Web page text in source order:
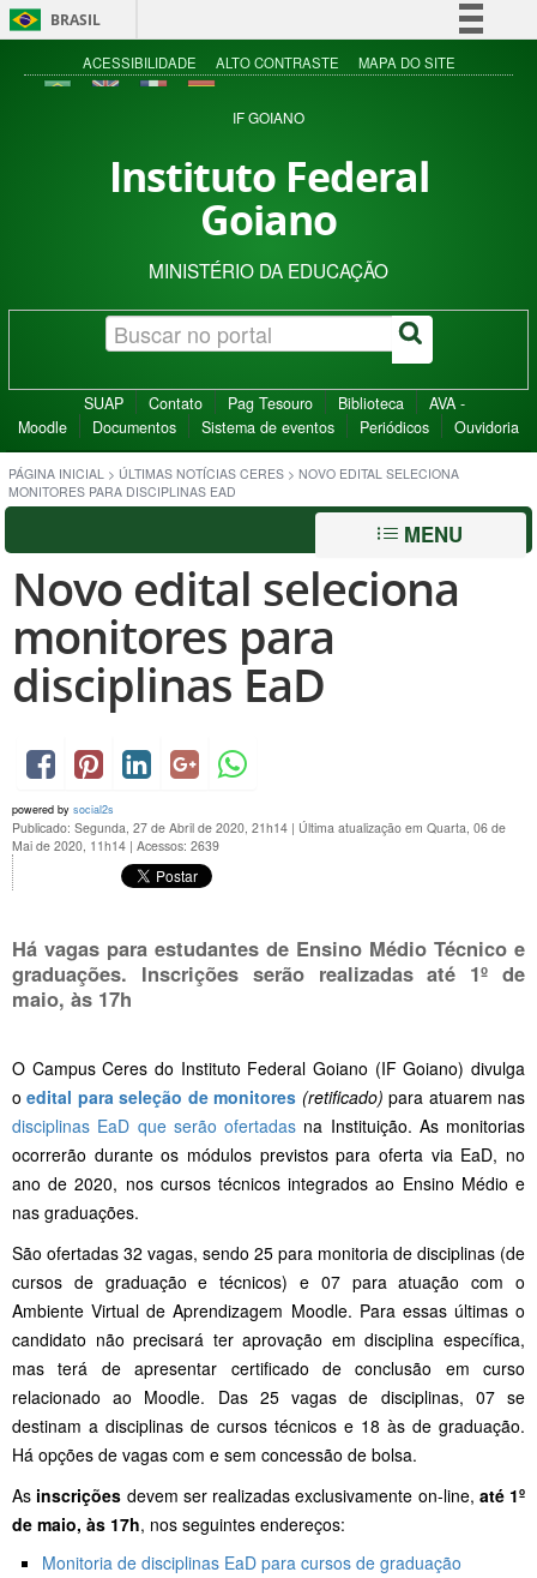
BRASIL
Simplifique!
Acesso à informação
ACESSIBILIDADE ALTO CONTRASTE MAPA DO SITE
IF GOIANO
Instituto Federal
Goiano
MINISTÉRIO DA EDUCAÇÃO
SUAP Contato Pag Tesouro Biblioteca
AVA -
Moodle
Documentos Sistema de eventos Periódicos Ouvidoria
PÁGINA INICIAL > ÚLTIMAS NOTÍCIAS CERES > NOVO EDITAL SELECIONA
MONITORES PARA DISCIPLINAS EAD
MENU
Novo edital seleciona
monitores para
disciplinas EaD
powered by social2s
Publicado: Segunda, 27 de Abril de 2020, 21h14 | Última atualização em Quarta, 06 de
Mai de 2020, 11h14 | Acessos: 2639
Há vagas para estudantes de Ensino Médio Técnico e
graduações. Inscrições serão realizadas até 1º de
maio, às 17h
O Campus Ceres do Instituto Federal Goiano (IF Goiano) divulga
oedital para seleção de monitores (retificado) para atuarem nas
disciplinas EaD que serão ofertadas na Instituição. As monitorias
ocorrerão durante os módulos previstos para oferta via EaD, no
ano de 2020, nos cursos técnicos integrados ao Ensino Médio e
nas graduações.
São ofertadas 32 vagas, sendo 25 para monitoria de disciplinas (de
cursos de graduação e técnicos) e 07 para atuação com o
Ambiente Virtual de Aprendizagem Moodle. Para essas últimas o
candidato não precisará ter aprovação em disciplina específica,
mas terá de apresentar certificado de conclusão em curso
relacionado ao Moodle. Das 25 vagas de disciplinas, 07 se
destinam a disciplinas de cursos técnicos e 18 às de graduação.
Há opções de vagas com e sem concessão de bolsa.
As inscrições devem ser realizadas exclusivamente on-line, até 1º
de maio, às 17h, nos seguintes endereços:
Monitoria de disciplinas EaD para cursos de graduação